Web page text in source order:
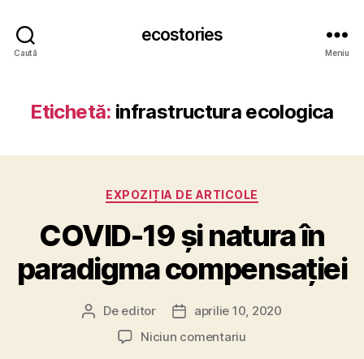
Caută
ecostories
Meniu
Etichetă: infrastructura ecologica
Categorii
EXPOZIȚIA DE ARTICOLE
COVID-19 și natura în
paradigma compensației
Autor
articol
De editor
Datăaprilie 10, 2020
Niciun comentariula